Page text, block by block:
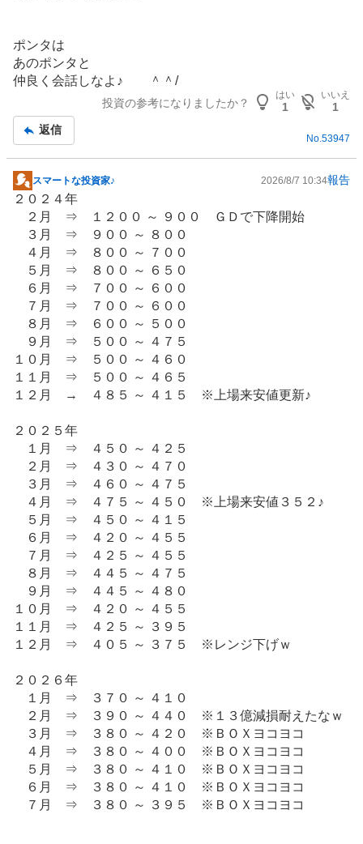
ポンタは
あのポンタと
仲良く会話しなよ♪ ＾＾/
投資の参考になりましたか？
はい
1
いいえ
1
返信
No. 53947
掲
示
スマートな投資家♪ 2026/8/7 10:34報告
２０２４年
２月 ⇒ １２００ ～ ９００ ＧＤで下降開始
３月 ⇒ ９００ ～ ８００
４月 ⇒ ８００ ～ ７００
５月 ⇒ ８００ ～ ６５０
６月 ⇒ ７００ ～ ６００
７月 ⇒ ７００ ～ ６００
８月 ⇒ ６００ ～ ５００
９月 ⇒ ５００ ～ ４７５
１０月 ⇒ ５００ ～ ４６０
１１月 ⇒ ５００ ～ ４６５
１２月 → ４８５ ～ ４１５ ※上場来安値更新♪
２０２５年
１月 ⇒ ４５０ ～ ４２５
２月 ⇒ ４３０ ～ ４７０
３月 ⇒ ４６０ ～ ４７５
４月 ⇒ ４７５ ～ ４５０ ※上場来安値３５２♪
５月 ⇒ ４５０ ～ ４１５
６月 ⇒ ４２０ ～ ４５５
７月 ⇒ ４２５ ～ ４５５
８月 ⇒ ４４５ ～ ４７５
９月 ⇒ ４４５ ～ ４８０
１０月 ⇒ ４２０ ～ ４５５
１１月 ⇒ ４２５ ～ ３９５
１２月 ⇒ ４０５ ～ ３７５ ※レンジ下げｗ
２０２６年
１月 ⇒ ３７０ ～ ４１０
２月 ⇒ ３９０ ～ ４４０ ※１３億減損耐えたなｗ
３月 ⇒ ３８０ ～ ４２０ ※ＢＯＸヨコヨコ
４月 ⇒ ３８０ ～ ４００ ※ＢＯＸヨコヨコ
５月 ⇒ ３８０ ～ ４１０ ※ＢＯＸヨコヨコ
６月 ⇒ ３８０ ～ ４１０ ※ＢＯＸヨコヨコ
７月 ⇒ ３８０ ～ ３９５ ※ＢＯＸヨコヨコ